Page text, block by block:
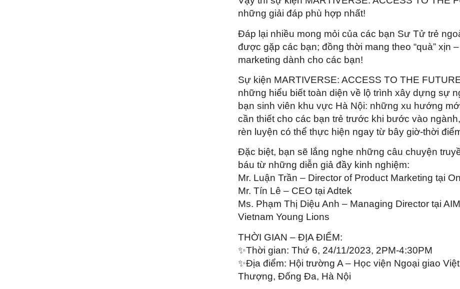
những giải đáp phù hợp nhất!
Đáp lại nhiều mong mỏi của các bạn Sư Tử trẻ
được gặp các bạn; đồng thời mang theo “quà” xịn
marketing dành cho các bạn!
Sự kiện MARTIVERSE: ACCESS TO THE
những hiểu biết toàn diện về lộ trình xây dựng sự
bạn sinh viên khu vực Hà Nội: những xu hướng
cần thiết cho các bạn trẻ trước khi bước vào
rèn luyện có thể thực hiện ngay từ bây giờ-thời
Đặc biệt, bạn sẽ lắng nghe những câu chuyện
báu từ những diễn giả đầy kinh nghiệm:
Mr. Luận Trần – Director of Product Marketing tại
Mr. Tín Lê – CEO tại Adtek
Ms. Phạm Thị Diệu Anh – Managing Director tại
Vietnam Young Lions
THỜI GIAN – ĐỊA ĐIỂM:
✨Thời gian: Thứ 6, 24/11/2023, 2PM-4:30PM
✨Địa điểm: Hội trường A – Học viện Ngoại giao
Thượng, Đống Đa, Hà Nội